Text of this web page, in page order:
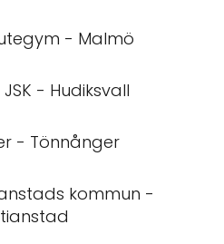
- Malmö
- Hudiksvall
- Tönnånger
kommun -